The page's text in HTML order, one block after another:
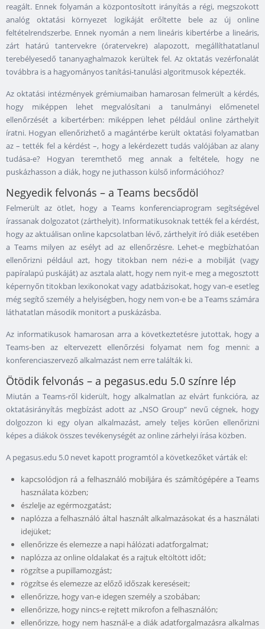
reagált. Ennek folyamán a központosított irányítás a régi, megszokott
analóg oktatási környezet logikáját erőltette bele az új online
feltételrendszerbe. Ennek nyomán a nem lineáris kibertérbe a lineáris,
zárt határú tantervekre (óratervekre) alapozott, megállíthatatlanul
terebélyesedő tananyaghalmazok kerültek fel. Az oktatás vezérfonalát
továbbra is a hagyományos tanítási-tanulási algoritmusok képezték.
Az oktatási intézmények grémiumaiban hamarosan felmerült a kérdés,
hogy miképpen lehet megvalósítani a tanulmányi előmenetel
ellenőrzését a kibertérben: miképpen lehet például online zárthelyit
íratni. Hogyan ellenőrizhető a magántérbe került oktatási folyamatban
az – tették fel a kérdést –, hogy a lekérdezett tudás valójában az alany
tudása-e? Hogyan teremthető meg annak a feltétele, hogy ne
puskázhasson a diák, hogy ne juthasson külső információhoz?
Negyedik felvonás – a Teams becsődöl
Felmerült az ötlet, hogy a Teams konferenciaprogram segítségével
írassanak dolgozatot (zárthelyit). Informatikusoknak tették fel a kérdést,
hogy az aktuálisan online kapcsolatban lévő, zárthelyit író diák esetében
a Teams milyen az esélyt ad az ellenőrzésre. Lehet-e megbízhatóan
ellenőrizni például azt, hogy titokban nem nézi-e a mobilját (vagy
papíralapú puskáját) az asztala alatt, hogy nem nyit-e meg a megosztott
képernyőn titokban lexikonokat vagy adatbázisokat, hogy van-e esetleg
még segítő személy a helyiségben, hogy nem von-e be a Teams számára
láthatatlan második monitort a puskázásba.
Az informatikusok hamarosan arra a következtetésre jutottak, hogy a
Teams-ben az eltervezett ellenőrzési folyamat nem fog menni: a
konferenciaszervező alkalmazást nem erre találták ki.
Ötödik felvonás – a pegasus.edu 5.0 színre lép
Miután a Teams-ről kiderült, hogy alkalmatlan az elvárt funkcióra, az
oktatásirányítás megbízást adott az „NSO Group” nevű cégnek, hogy
dolgozzon ki egy olyan alkalmazást, amely teljes körűen ellenőrizni
képes a diákok összes tevékenységét az online zárhelyi írása közben.
A pegasus.edu 5.0 nevet kapott programtól a következőket várták el:
kapcsolódjon rá a felhasználó mobiljára és számítógépére a Teams
használata közben;
észlelje az egérmozgatást;
naplózza a felhasználó által használt alkalmazásokat és a használati
idejüket;
ellenőrizze és elemezze a napi hálózati adatforgalmat;
naplózza az online oldalakat és a rajtuk eltöltött időt;
rögzítse a pupillamozgást;
rögzítse és elemezze az előző időszak kereséseit;
ellenőrizze, hogy van-e idegen személy a szobában;
ellenőrizze, hogy nincs-e rejtett mikrofon a felhasználón;
ellenőrizze, hogy nem használ-e a diák adatforgalmazásra alkalmas